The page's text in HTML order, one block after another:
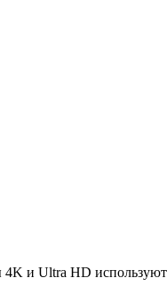
и Ultra HD